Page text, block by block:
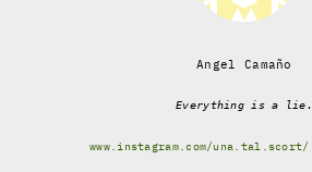
Angel Camaño
Everything is a lie.
www.instagram.com/una.tal.scort/